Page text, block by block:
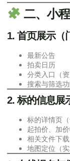
二、小
1. 首页展示（
最新公告
拍卖日历
分类入口（资
搜索与筛选
2. 标的信息展
标的详情页
起拍价、加
相关文件下
地图定位（实